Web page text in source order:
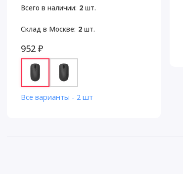
Всего в наличии: 2шт.
Склад в Москве: 2шт.
952 ₽
Все варианты - 2 шт